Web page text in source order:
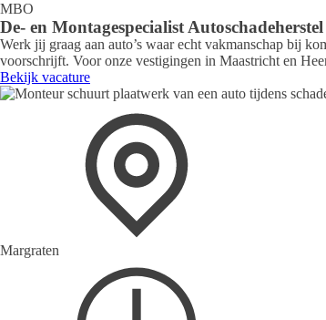
MBO
De- en Montagespecialist Autoschadeherstel
Werk jij graag aan auto’s waar echt vakmanschap bij
voorschrijft. Voor onze vestigingen in Maastricht en
Bekijk vacature
Margraten